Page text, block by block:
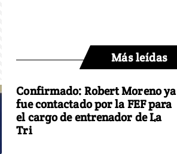
Más leídas
Confirmado: Robert Moreno ya
fue contactado por la FEF para
el cargo de entrenador de La
Tri